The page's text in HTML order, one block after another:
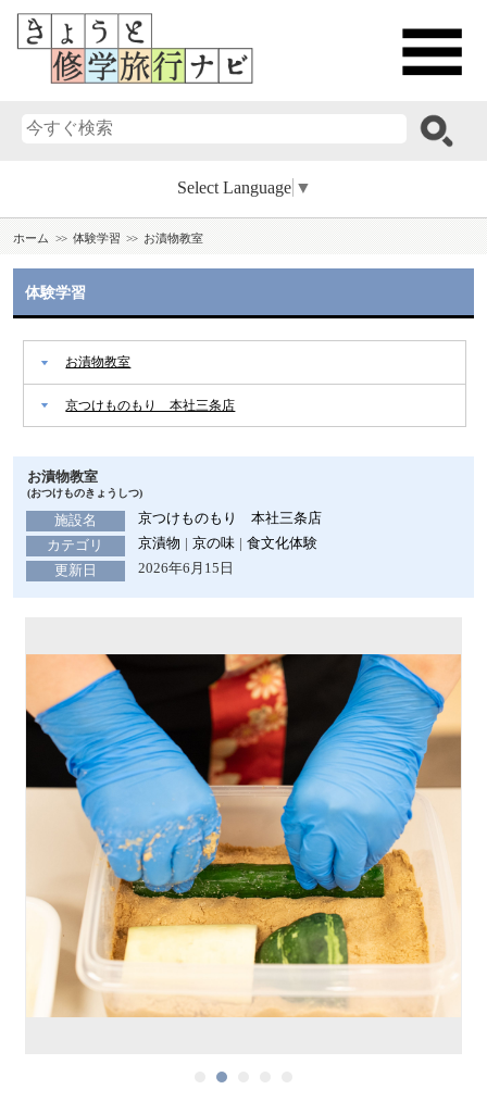
Select Language ▼
ホーム 体験学習 お漬物教室
体験学習
お漬物教室
京つけものもり 本社三条店
お漬物教室
(おつけものきょうしつ)
施設名
京つけものもり 本社三条店
カテゴリ
京漬物 京の味
食文化体験
更新日
2026年6月15日